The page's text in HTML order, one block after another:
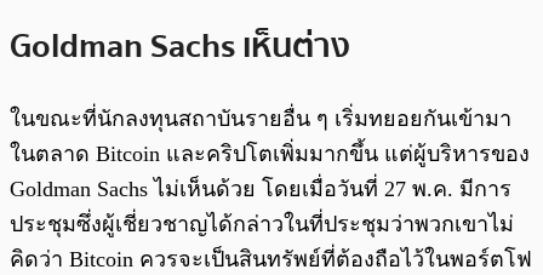
Goldman Sachs เห็นต่าง
ในขณะที่นักลงทุนสถาบันรายอื่น ๆ เริ่มทยอยกันเข้ามา
ในตลาด Bitcoin และคริปโตเพิ่มมากขึ้น แต่ผู้บริหารของ
Goldman Sachs ไม่เห็นด้วย โดยเมื่อวันที่ 27 พ.ค. มีการ
ประชุมซึ่งผู้เชี่ยวชาญได้กล่าวในที่ประชุมว่าพวกเขาไม่
คิดว่า Bitcoin ควรจะเป็นสินทรัพย์ที่ต้องถือไว้ในพอร์ตโฟ